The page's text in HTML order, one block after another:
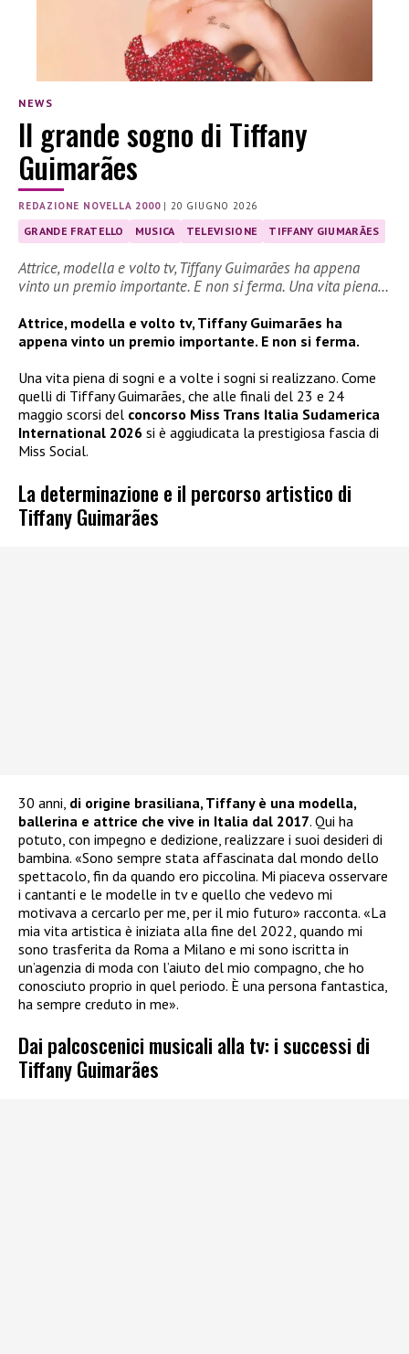
NEWS
Il grande sogno di Tiffany
Guimarães
REDAZIONE NOVELLA 2000|20 GIUGNO 2026
GRANDE FRATELLO MUSICA TELEVISIONE TIFFANY GIUMARÃES
Attrice, modella e volto tv, Tiffany Guimarães ha appena
vinto un premio importante. E non si ferma. Una vita piena…
Attrice, modella e volto tv, Tiffany Guimarães ha
appena vinto un premio importante. E non si ferma.
Una vita piena di sogni e a volte i sogni si realizzano. Come
quelli di Tiffany Guimarães, che alle finali del 23 e 24
maggio scorsi del concorso Miss Trans Italia Sudamerica
International 2026 si è aggiudicata la prestigiosa fascia di
Miss Social.
La determinazione e il percorso artistico di
Tiffany Guimarães
30 anni, di origine brasiliana, Tiffany è una modella,
ballerina e attrice che vive in Italia dal 2017. Qui ha
potuto, con impegno e dedizione, realizzare i suoi desideri di
bambina. «Sono sempre stata affascinata dal mondo dello
spettacolo, fin da quando ero piccolina. Mi piaceva osservare
i cantanti e le modelle in tv e quello che vedevo mi
motivava a cercarlo per me, per il mio futuro» racconta. «La
mia vita artistica è iniziata alla fine del 2022, quando mi
sono trasferita da Roma a Milano e mi sono iscritta in
un’agenzia di moda con l’aiuto del mio compagno, che ho
conosciuto proprio in quel periodo. È una persona fantastica,
ha sempre creduto in me».
Dai palcoscenici musicali alla tv: i successi di
Tiffany Guimarães